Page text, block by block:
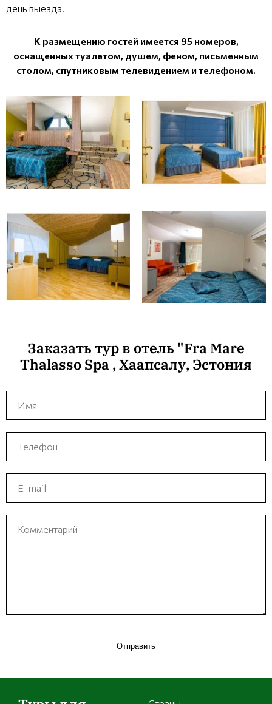
день выезда.
К размещению гостей имеется 95 номеров,
оснащенных туалетом, душем, феном, письменным
столом, спутниковым телевидением и телефоном.
Заказать тур в отель "Fra Mare
Thalasso Spa , Хаапсалу, Эстония
Отправить